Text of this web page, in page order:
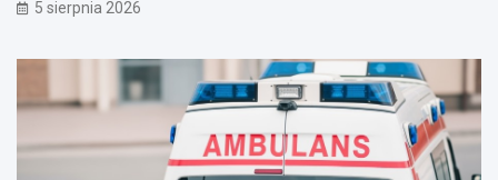
5 sierpnia 2026